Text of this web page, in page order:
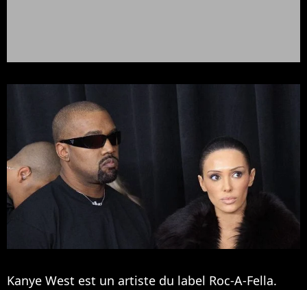
Kanye West est un artiste du label Roc-A-Fella.